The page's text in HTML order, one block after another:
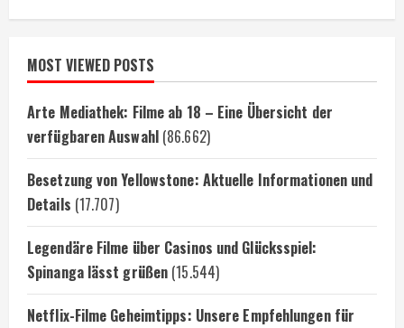
MOST VIEWED POSTS
Arte Mediathek: Filme ab 18 – Eine Übersicht der
verfügbaren Auswahl (86.662)
Besetzung von Yellowstone: Aktuelle Informationen und
Details (17.707)
Legendäre Filme über Casinos und Glücksspiel:
Spinanga lässt grüßen (15.544)
Netflix-Filme Geheimtipps: Unsere Empfehlungen für